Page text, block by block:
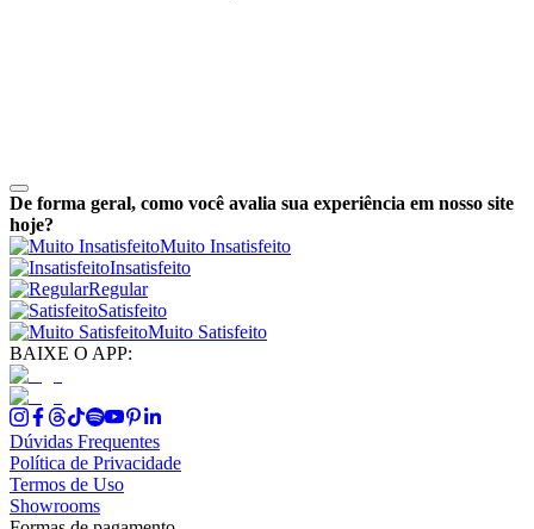
De forma geral, como você avalia sua experiência em nosso site
hoje?
Muito Insatisfeito
Insatisfeito
Regular
Satisfeito
Muito Satisfeito
BAIXE O APP:
Dúvidas Frequentes
Política de Privacidade
Termos de Uso
Showrooms